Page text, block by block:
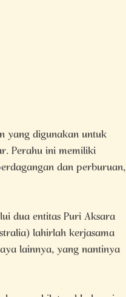
yang digunakan untuk
Perahu ini memiliki
dan perburuan,
dua entitas Puri Aksara
lahirlah kerjasama
lainnya, yang nantinya